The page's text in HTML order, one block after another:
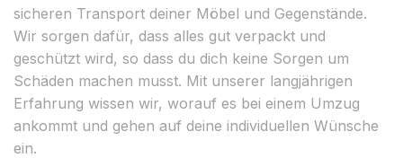
sicheren Transport deiner Möbel und Gegenstände.
Wir sorgen dafür, dass alles gut verpackt und
geschützt wird, so dass du dich keine Sorgen um
Schäden machen musst. Mit unserer langjährigen
Erfahrung wissen wir, worauf es bei einem Umzug
ankommt und gehen auf deine individuellen Wünsche
ein.